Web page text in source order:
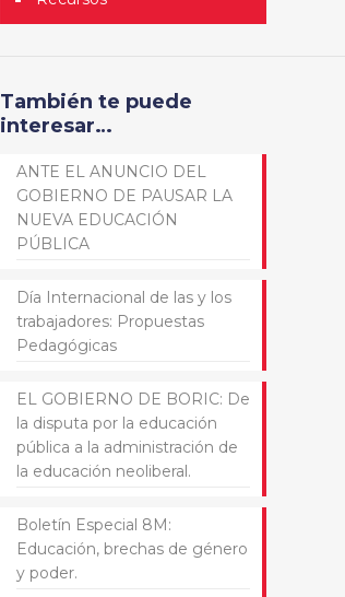
También te puede
interesar…
ANTE EL ANUNCIO DEL
GOBIERNO DE PAUSAR LA
NUEVA EDUCACIÓN
PÚBLICA
Día Internacional de las y los
trabajadores: Propuestas
Pedagógicas
EL GOBIERNO DE BORIC: De
la disputa por la educación
pública a la administración de
la educación neoliberal.
Boletín Especial 8M:
Educación, brechas de género
y poder.